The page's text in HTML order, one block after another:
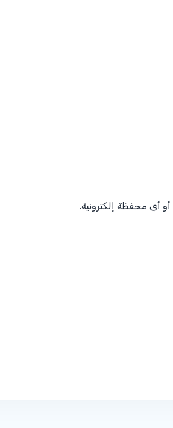
أي محفظة إلكترونية.